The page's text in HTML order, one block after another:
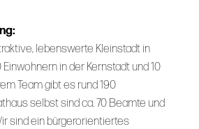
lebenswerte Kleinstadt in
Einwohnern in der Kernstadt und 10
Team gibt es rund 190
selbst sind ca. 70 Beamte und
sind ein bürgerorientiertes